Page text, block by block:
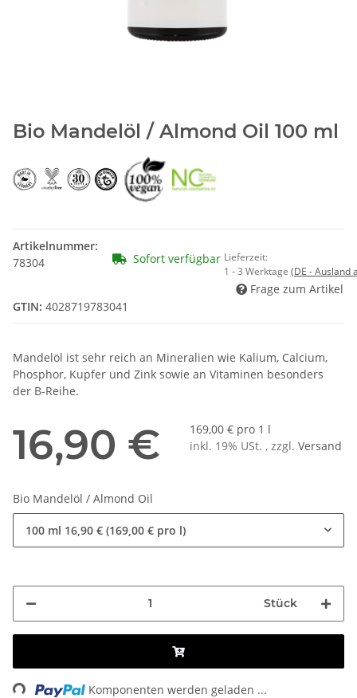
Bio Mandelöl / Almond Oil 100 ml
Artikelnummer:
78304
Sofort verfügbar Lieferzeit:
1 - 3 Werktage (DE - Ausland
Frage zum Artikel
GTIN: 4028719783041
Mandelöl ist sehr reich an Mineralien wie Kalium, Calcium,
Phosphor, Kupfer und Zink sowie an Vitaminen besonders
der B-Reihe.
16,90 €
169,00 € pro 1 l
inkl. 19% USt. , zzgl. Versand
Bio Mandelöl / Almond Oil
100 ml 16,90 € (169,00 € pro l)
Stück
Loading... Komponenten werden geladen ...